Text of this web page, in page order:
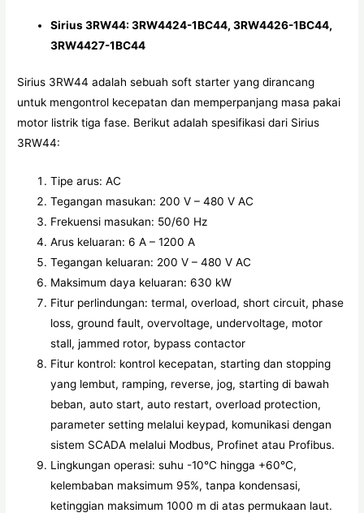
Sirius 3RW44: 3RW4424-1BC44, 3RW4426-1BC44,
3RW4427-1BC44
Sirius 3RW44 adalah sebuah soft starter yang dirancang
untuk mengontrol kecepatan dan memperpanjang masa pakai
motor listrik tiga fase. Berikut adalah spesifikasi dari Sirius
3RW44:
Tipe arus: AC
Tegangan masukan: 200 V – 480 V AC
Frekuensi masukan: 50/60 Hz
Arus keluaran: 6 A – 1200 A
Tegangan keluaran: 200 V – 480 V AC
Maksimum daya keluaran: 630 kW
Fitur perlindungan: termal, overload, short circuit, phase
loss, ground fault, overvoltage, undervoltage, motor
stall, jammed rotor, bypass contactor
Fitur kontrol: kontrol kecepatan, starting dan stopping
yang lembut, ramping, reverse, jog, starting di bawah
beban, auto start, auto restart, overload protection,
parameter setting melalui keypad, komunikasi dengan
sistem SCADA melalui Modbus, Profinet atau Profibus.
Lingkungan operasi: suhu -10°C hingga +60°C,
kelembaban maksimum 95%, tanpa kondensasi,
ketinggian maksimum 1000 m di atas permukaan laut.